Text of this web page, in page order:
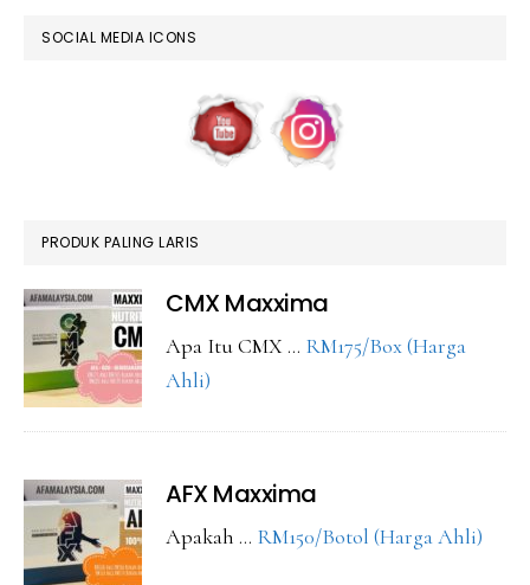
SOCIAL MEDIA ICONS
PRODUK PALING LARIS
CMX Maxxima
Apa Itu CMX … RM175/Box (Harga
Ahli)
AFX Maxxima
Apakah … RM150/Botol (Harga Ahli)